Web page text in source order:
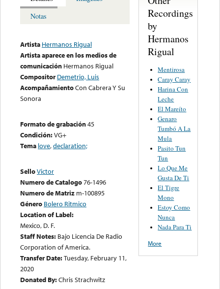
Notas
Artista Hermanos Rigual
Artista aparece en los medios de
comunicación Hermanos Rigual
Compositor Demetrio, Luis
AcompañamientoCon Cabrera Y Su
Sonora
Formato de grabación45
Condición:VG+
Tema love,declaration;
SelloVictor
Numero de Catalogo76-1496
Numero de Matriz m-100895
Género Bolero Ritmico
Location of Label:
Mexico, D. F.
Staff Notes: Bajo Licencia De Radio
Corporation of America.
Transfer Date:Tuesday, February 11,
2020
Donated By:Chris Strachwitz
Recordings
by
Hermanos
Rigual
Mentirosa
Caray Caray
Harina Con
Leche
El Mareíto
Genaro
Tumbó A La
Mula
Pasito Tun
Tun
Lo Que Me
Gusta De Ti
El Tigre
Mono
Estoy Como
Nunca
Nada Para Ti
More